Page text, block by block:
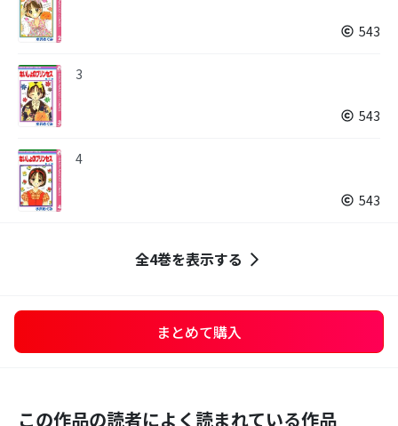
543
3
543
4
543
全4巻を表示する
まとめて購入
この作品の読者によく読まれている作品